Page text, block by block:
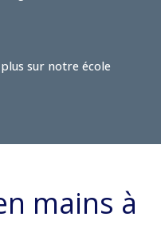
sur notre école
mains à